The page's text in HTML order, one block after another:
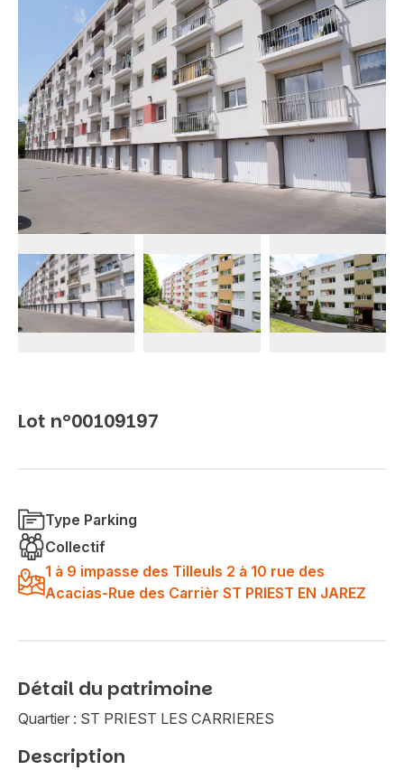
Lot n°00109197
Type Parking
Collectif
1 à 9 impasse des Tilleuls 2 à 10 rue des
Acacias-Rue des Carrièr ST PRIEST EN JAREZ
Détail du patrimoine
Quartier : ST PRIEST LES CARRIERES
Description